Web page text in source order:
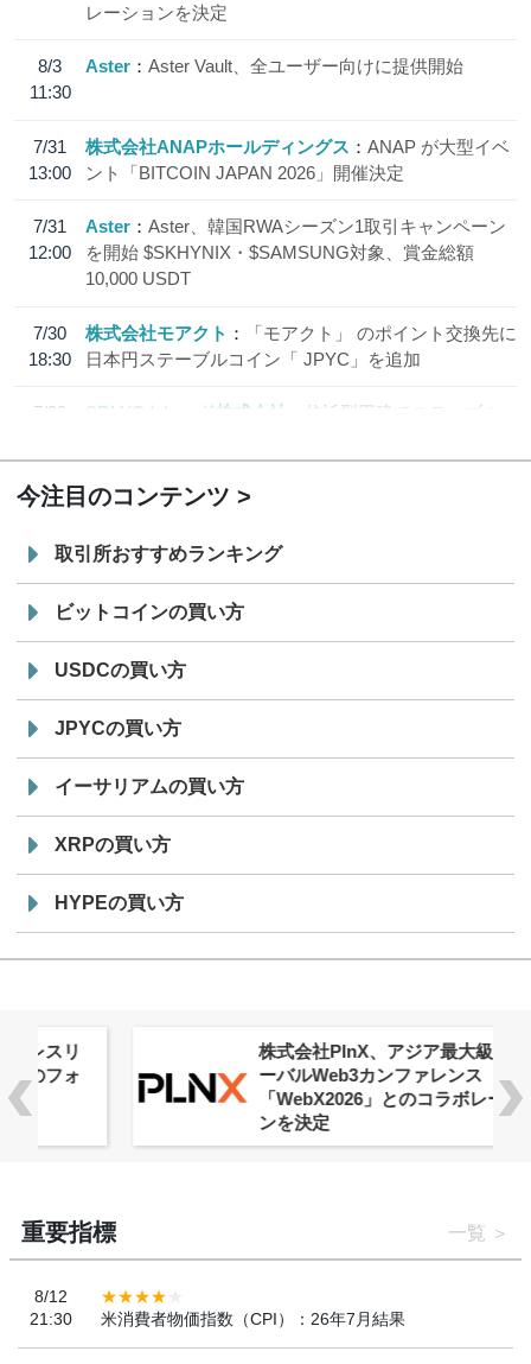
レーションを決定
8/3
11:30
Aster Aster Vault、全ユーザー向けに提供開始
7/31
13:00
株式会社ANAPホールディングス
ANAP が大型イベ
ント「BITCOIN JAPAN 2026」開催決定
7/31
12:00
Aster
Aster、韓国RWAシーズン1取引キャンペーン
を開始 $SKHYNIX・$SAMSUNG対象、賞金総額
10,000 USDT
7/30
18:30
株式会社モアクト
「モアクト」 のポイント交換先に
日本円ステーブルコイン「 JPYC」を追加
7/29
SBI VCトレード株式会社
信託型円建てステーブル
今注目のコンテンツ
取引所おすすめランキング
ビットコインの買い方
USDCの買い方
JPYCの買い方
イーサリアムの買い方
XRPの買い方
HYPEの買い方
株式会社PlnX、アジア最大級のグロ
ーバルWeb3カンファレンス
「WebX2026」とのコラボレーショ
重要指標 一覧
8/12
21:30
米消費者物価指数（CPI）：26年7月結果